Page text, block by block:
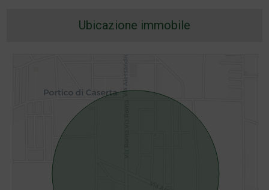
Ubicazione immobile